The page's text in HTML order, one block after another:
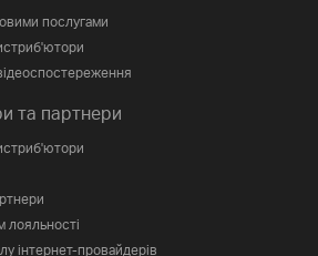
послугами
та партнери
лояльності
інтернет-провайдерів